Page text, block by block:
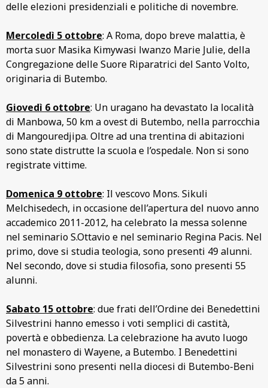
delle elezioni presidenziali e politiche di novembre.
Mercoledì 5 ottobre: A Roma, dopo breve malattia, è
morta suor Masika Kimywasi lwanzo Marie Julie, della
Congregazione delle Suore Riparatrici del Santo Volto,
originaria di Butembo.
Giovedì 6 ottobre: Un uragano ha devastato la località
di Manbowa, 50 km a ovest di Butembo, nella parrocchia
di Mangouredjipa. Oltre ad una trentina di abitazioni
sono state distrutte la scuola e l’ospedale. Non si sono
registrate vittime.
Domenica 9 ottobre: Il vescovo Mons. Sikuli
Melchisedech, in occasione dell’apertura del nuovo anno
accademico 2011-2012, ha celebrato la messa solenne
nel seminario S.Ottavio e nel seminario Regina Pacis. Nel
primo, dove si studia teologia, sono presenti 49 alunni.
Nel secondo, dove si studia filosofia, sono presenti 55
alunni.
Sabato 15 ottobre: due frati dell’Ordine dei Benedettini
Silvestrini hanno emesso i voti semplici di castità,
povertà e obbedienza. La celebrazione ha avuto luogo
nel monastero di Wayene, a Butembo. I Benedettini
Silvestrini sono presenti nella diocesi di Butembo-Beni
da 5 anni.